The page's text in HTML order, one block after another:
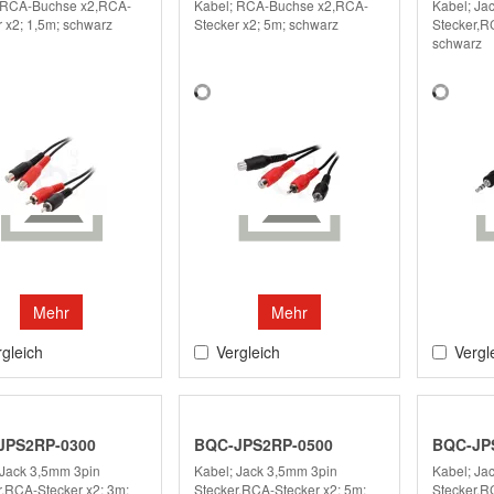
Buchse x2,RCA-
x2; 1,5m; schwarz
Mehr
Kabel; RCA-Buchse x2,RCA-
Stecker x2; 5m; schwarz
Mehr
Vergleich
Kabel;
schwarz
0300
3,5mm 3pin
Stecker x2; 3m;
BQC-JPS2RP-0500
Kabel; Jack 3,5mm 3pin
Stecker,RCA-Stecker x2; 5m;
BQC-
Kabel;